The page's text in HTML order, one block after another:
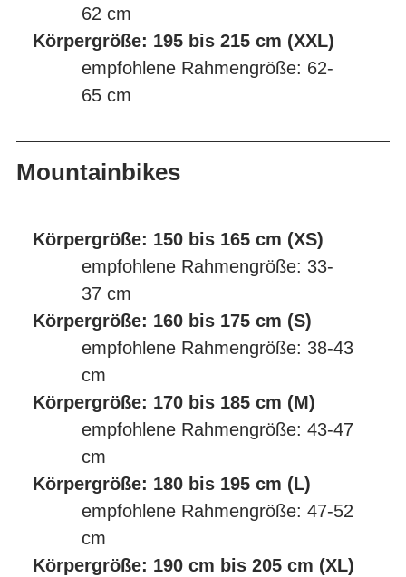
62 cm
Körpergröße: 195 bis 215 cm (XXL)
empfohlene Rahmengröße: 62-
65 cm
Mountainbikes
Körpergröße: 150 bis 165 cm (XS)
empfohlene Rahmengröße: 33-
37 cm
Körpergröße: 160 bis 175 cm (S)
empfohlene Rahmengröße: 38-43
cm
Körpergröße: 170 bis 185 cm (M)
empfohlene Rahmengröße: 43-47
cm
Körpergröße: 180 bis 195 cm (L)
empfohlene Rahmengröße: 47-52
cm
Körpergröße: 190 cm bis 205 cm (XL)